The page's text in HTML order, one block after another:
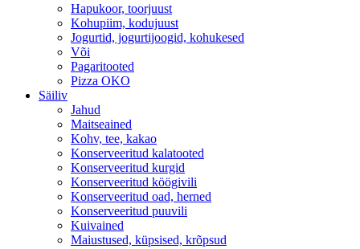
Hapukoor, toorjuust
Kohupiim, kodujuust
Jogurtid, jogurtijoogid, kohukesed
Või
Pagaritooted
Pizza OKO
Säiliv
Jahud
Maitseained
Kohv, tee, kakao
Konserveeritud kalatooted
Konserveeritud kurgid
Konserveeritud köögivili
Konserveeritud oad, herned
Konserveeritud puuvili
Kuivained
Maiustused, küpsised, krõpsud